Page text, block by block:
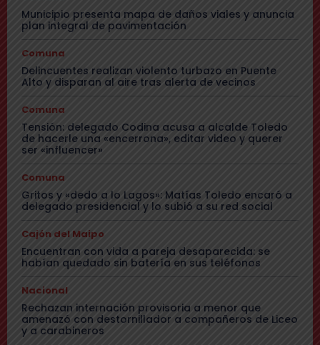
Municipio presenta mapa de daños viales y anuncia
plan integral de pavimentación
Comuna
Delincuentes realizan violento turbazo en Puente
Alto y disparan al aire tras alerta de vecinos
Comuna
Tensión: delegado Codina acusa a alcalde Toledo
de hacerle una «encerrona», editar video y querer
ser «influencer»
Comuna
Gritos y «dedo a lo Lagos»: Matías Toledo encaró a
delegado presidencial y lo subió a su red social
Cajón del Maipo
Encuentran con vida a pareja desaparecida: se
habían quedado sin batería en sus teléfonos
Nacional
Rechazan internación provisoria a menor que
amenazó con destornillador a compañeros de Liceo
y a carabineros